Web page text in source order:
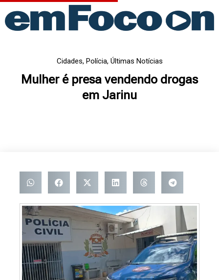
para
Cidades, Polícia, Últimas Notícias
Mulher é presa vendendo drogas
em Jarinu